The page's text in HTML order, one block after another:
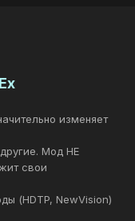
изменяет
Мод НЕ
свои
(HDTP, NewVision)